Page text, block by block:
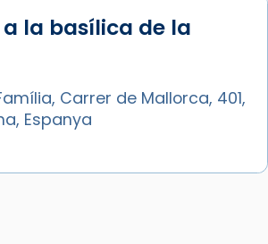
la basílica de la
Carrer de Mallorca, 401,
Espanya